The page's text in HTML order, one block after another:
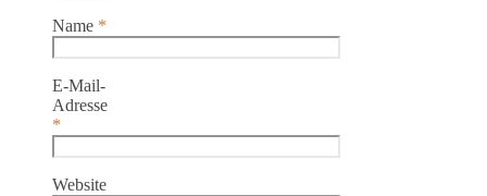
Name *
E-Mail-
Adresse
*
Website